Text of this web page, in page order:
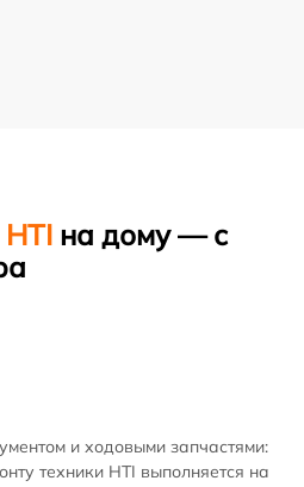
HTI на дому — с
и ходовыми запчастями:
техники HTI выполняется на